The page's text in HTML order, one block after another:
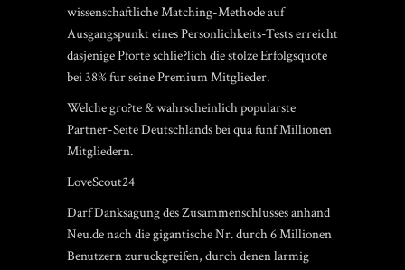
wissenschaftliche Matching-Methode auf
Ausgangspunkt eines Personlichkeits-Tests erreicht
dasjenige Pforte schlie?lich die stolze Erfolgsquote
bei 38% fur seine Premium Mitglieder.
Welche gro?te & wahrscheinlich popularste
Partner-Seite Deutschlands bei qua funf Millionen
Mitgliedern.
LoveScout24
Darf Danksagung des Zusammenschlusses anhand
Neu.de nach die gigantische Nr. durch 6 Millionen
Benutzern zuruckgreifen, durch denen larmig